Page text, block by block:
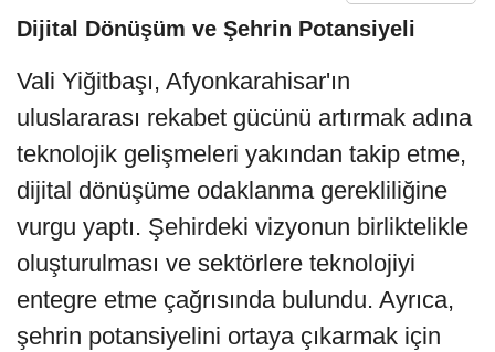
Dijital Dönüşüm ve Şehrin Potansiyeli
Vali Yiğitbaşı, Afyonkarahisar'ın
uluslararası rekabet gücünü artırmak adına
teknolojik gelişmeleri yakından takip etme,
dijital dönüşüme odaklanma gerekliliğine
vurgu yaptı. Şehirdeki vizyonun birliktelikle
oluşturulması ve sektörlere teknolojiyi
entegre etme çağrısında bulundu. Ayrıca,
şehrin potansiyelini ortaya çıkarmak için